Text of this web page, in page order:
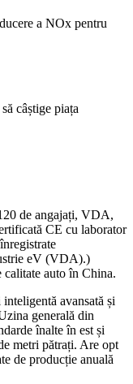
a NOx pentru
câștige piața
de angajați, VDA,
CE cu laborator
eV (VDA).)
calitate auto în China.
avansată și
generală din
înalte în est și
metri pătrați. Are opt
de producție anuală